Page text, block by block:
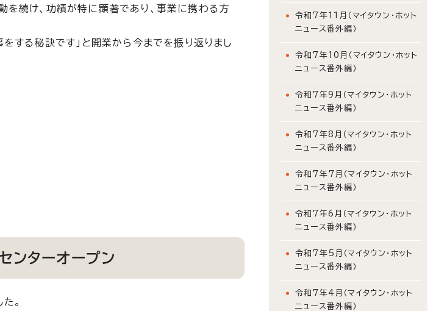
続け、功績が特に顕著であり、事業に携わる方
する秘訣です」と開業から今までを振り返りまし
ンターオープン
。
令和7年11月（マイタウン・ホット
ニュース番外編）
令和7年10月（マイタウン・ホット
ニュース番外編）
令和7年9月（マイタウン・ホット
ニュース番外編）
令和7年8月（マイタウン・ホット
ニュース番外編）
令和7年7月（マイタウン・ホット
ニュース番外編）
令和7年6月（マイタウン・ホット
ニュース番外編）
令和7年5月（マイタウン・ホット
ニュース番外編）
令和7年4月（マイタウン・ホット
ニュース番外編）